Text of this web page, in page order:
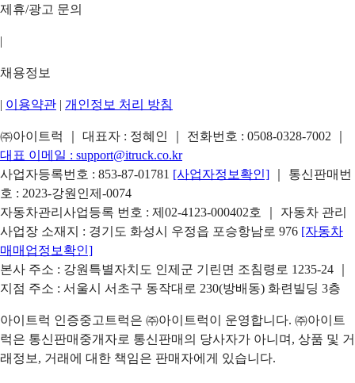
제휴/광고 문의
|
채용정보
| 이용약관 | 개인정보 처리 방침
㈜아이트럭 ｜ 대표자 : 정혜인 ｜ 전화번호 : 0508-0328-7002
대표 이메일 : support@itruck.co.kr
사업자등록번호 : 853-87-01781 [사업자정보확인]
｜ 통신판매번
호 : 2023-강원인제-0074
자동차관리사업등록 번호 : 제02-4123-000402호 ｜ 자동차 관리
사업장 소재지 : 경기도 화성시 우정읍 포승항남로 976 [자동차
매매업정보확인]
본사 주소 : 강원특별자치도 인제군 기린면 조침령로 1235-24 ｜
지점 주소 : 서울시 서초구 동작대로 230(방배동) 화련빌딩 3층
아이트럭 인증중고트럭은 ㈜아이트럭이 운영합니다. ㈜아이트
럭은 통신판매중개자로 통신판매의 당사자가 아니며, 상품 및 거
래정보, 거래에 대한 책임은 판매자에게 있습니다.